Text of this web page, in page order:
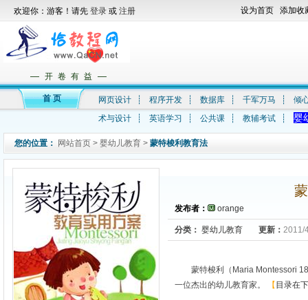
— 开 卷 有 益 —
欢迎你：游客！请先 登录 或 注册 设为首页 添加收
首 页 网页设计 ┊ 程序开发 ┊ 数据库 ┊ 千军万马 ┊
倾
术与设计
┊ 英语学习 ┊ 公共课 ┊ 教辅考试 ┊ 婴
您的位置： 网站首页 > 婴幼儿教育 > 蒙特梭利教育法
发布者： orange
分类： 婴幼儿教育 更新： 2011/
蒙特梭利（Maria Montessori
一位杰出的幼儿教育家。
【 目录在